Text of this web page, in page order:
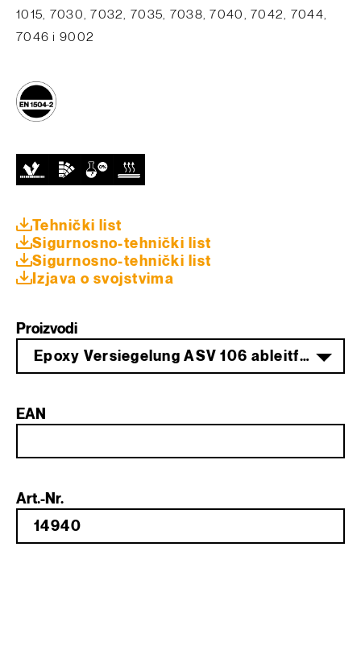
1015, 7030, 7032, 7035, 7038, 7040, 7042, 7044,
7046 i 9002
Tehnički list
Sigurnosno-tehnički list
Sigurnosno-tehnički list
Izjava o svojstvima
Proizvodi
Epoxy Versiegelung ASV 106 ableitfähig Komp. A 7,5 kg
EAN
Art.-Nr.